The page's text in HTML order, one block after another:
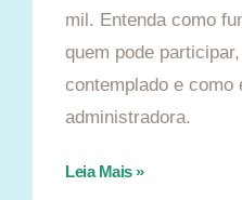
mil. Entenda como
quem pode
contemplado e como
administradora.
Leia Mais »